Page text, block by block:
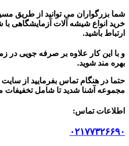
شما بزرگواران می توانید از طریق
خرید انواع شیشه آلات آزمایشگاهی
ارتباط باشید.
و با این کار علاوه بر صرفه جویی در
بهره مند شوید.
حتما در هنگام تماس بفرمایید از
مجموعه آشنا شدید تا شامل تخفیفات
اطلاعات تماس:
۰۲۱۷۷۳۲۶۶۹۰